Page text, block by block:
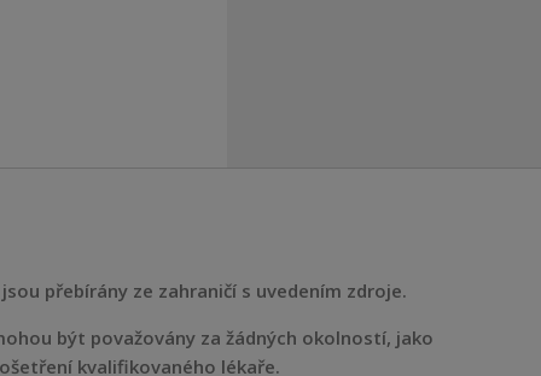
přebírány ze zahraničí s uvedením zdroje.
být považovány za žádných okolností, jako
kvalifikovaného lékaře.